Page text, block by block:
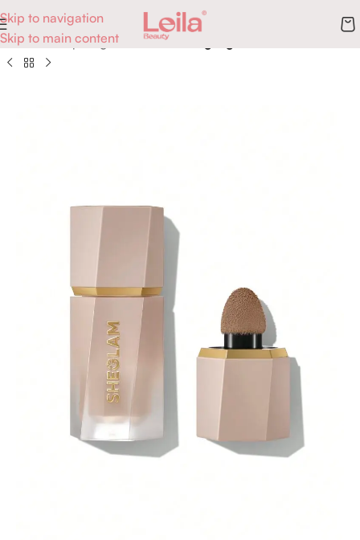
Skip to navigation
Skip to main content
Accueil Maquillage Teint Blush, Highlighter & Contour